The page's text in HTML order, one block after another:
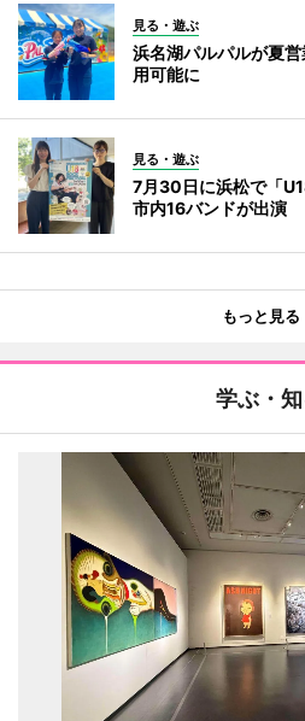
見る・遊ぶ
浜名湖パルパルが夏
用可能に
見る・遊ぶ
7月30日に浜松で「
市内16バンドが出演
もっと見る
学ぶ・